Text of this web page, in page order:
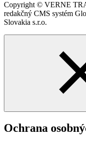
Copyright © VERNE
redakčný CMS systém
Slovakia s.r.o.
Ochrana